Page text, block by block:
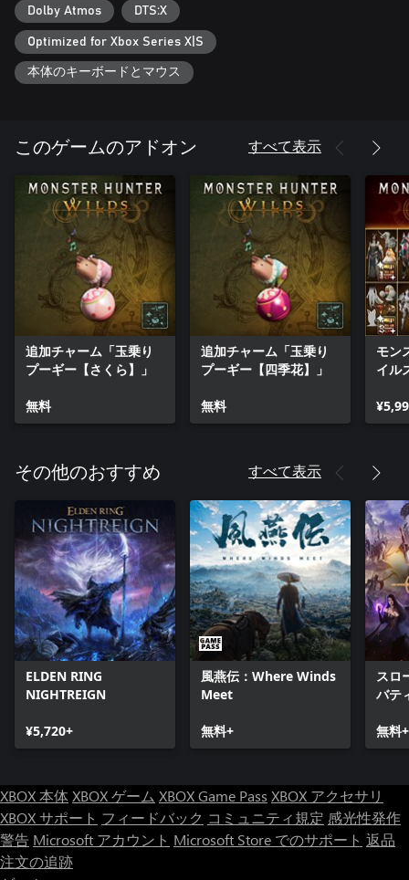
MONSTERS / モンスター
登場するモンスターはどれも特徴的。それぞれの特徴を活かし
ながら環境に順応している。
「異常気象」が発生すると、その生態系の頂点を司る強大なモ
ンスターまでもが姿を現す。
多彩な武器や装備と、新たなアクション。
モンスターの行動や環境を見極めながらの狩猟は、新たな進化
新アクション「集中モード」では、狙いを定めて攻撃やガード
を行なうことができる。
モンスターの急所を狙うことで特殊な派生に移行して大ダメー
ジを与えることも可能に。
CHARACTERS / キャラクター
心強いパートナーや、調査隊の仲間など、ハンターの狩猟生活
を支える存在が多数登場。
Dolby Atmos DTS:X
Optimized for Xbox Series X|S
本体のキーボードとマウス
このゲームのアドオン すべて表示
追加チャーム「玉乗り
プーギー【さくら】」
無料
追加チャーム「玉乗り
プーギー【四季花】」
無料
モン
イル
その他のおすすめ すべて表示
ELDEN RING
NIGHTREIGN
¥5,720+
風燕伝：Where Winds
Meet
無料+
スロ
バテ
無料+
XBOX 本体XBOX ゲーム XBOX Game Pass XBOX アクセサリ
XBOX サポート フィードバック コミュニティ規定 感光性発作
警告 Microsoft アカウント Microsoft Store でのサポート 返品
注文の追跡